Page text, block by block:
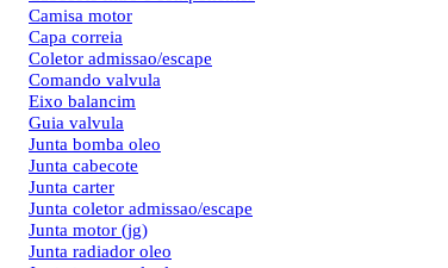
Camisa motor
Capa correia
Coletor admissao/escape
Comando valvula
Eixo balancim
Guia valvula
Junta bomba oleo
Junta cabecote
Junta carter
Junta coletor admissao/escape
Junta motor (jg)
Junta radiador oleo